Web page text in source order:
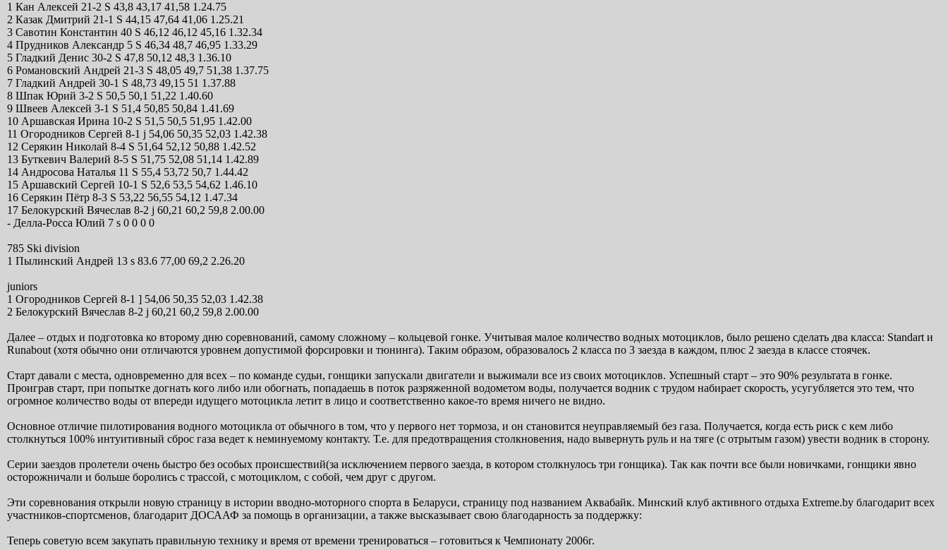
1 Кан Алексей 21-2 S 43,8 43,17 41,58 1.24.75
2 Казак Дмитрий 21-1 S 44,15 47,64 41,06 1.25.21
3 Савотин Константин 40 S 46,12 46,12 45,16 1.32.34
4 Прудников Александр 5 S 46,34 48,7 46,95 1.33.29
5 Гладкий Денис 30-2 S 47,8 50,12 48,3 1.36.10
6 Романовский Андрей 21-3 S 48,05 49,7 51,38 1.37.75
7 Гладкий Андрей 30-1 S 48,73 49,15 51 1.37.88
8 Шпак Юрий 3-2 S 50,5 50,1 51,22 1.40.60
9 Швеев Алексей 3-1 S 51,4 50,85 50,84 1.41.69
10 Аршавская Ирина 10-2 S 51,5 50,5 51,95 1.42.00
11 Огородников Сергей 8-1 j 54,06 50,35 52,03 1.42.38
12 Серякин Николай 8-4 S 51,64 52,12 50,88 1.42.52
13 Буткевич Валерий 8-5 S 51,75 52,08 51,14 1.42.89
14 Андросова Наталья 11 S 55,4 53,72 50,7 1.44.42
15 Аршавский Сергей 10-1 S 52,6 53,5 54,62 1.46.10
16 Серякин Пётр 8-3 S 53,22 56,55 54,12 1.47.34
17 Белокурский Вячеслав 8-2 j 60,21 60,2 59,8 2.00.00
- Делла-Росса Юлий 7 s 0 0 0 0
785 Ski division
1 Пылинский Андрей 13 s 83.6 77,00 69,2 2.26.20
juniors
1 Огородников Сергей 8-1 ] 54,06 50,35 52,03 1.42.38
2 Белокурский Вячеслав 8-2 j 60,21 60,2 59,8 2.00.00
Далее – отдых и подготовка ко второму дню соревнований, самому сложному – кольцевой гонке. Учитывая малое количество водных мотоциклов, было решено сделать два класса: Standart и
Runabout (хотя обычно они отличаются уровнем допустимой форсировки и тюнинга). Таким образом, образовалось 2 класса по 3 заезда в каждом, плюс 2 заезда в классе стоячек.
Старт давали с места, одновременно для всех – по команде судьи, гонщики запускали двигатели и выжимали все из своих мотоциклов. Успешный старт – это 90% результата в гонке.
Проиграв старт, при попытке догнать кого либо или обогнать, попадаешь в поток разряженной водометом воды, получается водник с трудом набирает скорость, усугубляется это тем, что
огромное количество воды от впереди идущего мотоцикла летит в лицо и соответственно какое-то время ничего не видно.
Основное отличие пилотирования водного мотоцикла от обычного в том, что у первого нет тормоза, и он становится неуправляемый без газа. Получается, когда есть риск с кем либо
столкнуться 100% интуитивный сброс газа ведет к неминуемому контакту. Т.е. для предотвращения столкновения, надо вывернуть руль и на тяге (с отрытым газом) увести водник в сторону.
Серии заездов пролетели очень быстро без особых происшествий(за исключением первого заезда, в котором столкнулось три гонщика). Так как почти все были новичками, гонщики явно
осторожничали и больше боролись с трассой, с мотоциклом, с собой, чем друг с другом.
Эти соревнования открыли новую страницу в истории вводно-моторного спорта в Беларуси, страницу под названием Аквабайк. Минский клуб активного отдыха Extreme.by благодарит всех
участников-спортсменов, благодарит ДОСААФ за помощь в организации, а также высказывает свою благодарность за поддержку:
Теперь советую всем закупать правильную технику и время от времени тренироваться – готовиться к Чемпионату 2006г.